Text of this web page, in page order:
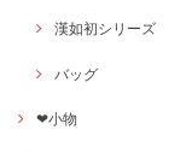
漢如初シリーズ
バッグ
❤小物